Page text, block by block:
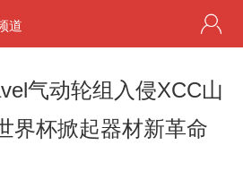
道
气动轮组入侵XCC山
界杯掀起器材新革命